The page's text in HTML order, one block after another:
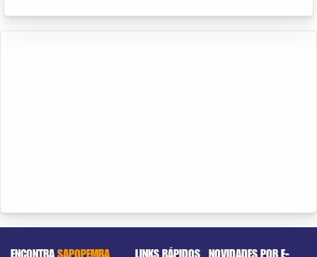
ENCONTRASAPOPEMBA LINKS RÁPIDOS NOVIDADES POR E-